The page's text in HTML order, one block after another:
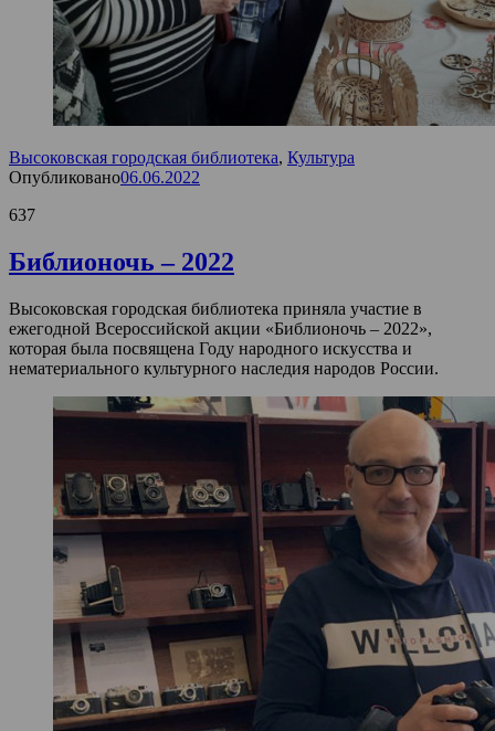
Высоковская городская библиотека, Культура
Опубликовано06.06.2022
637
Библионочь – 2022
Высоковская городская библиотека приняла участие в
ежегодной Всероссийской акции «Библионочь – 2022»,
которая была посвящена Году народного искусства и
нематериального культурного наследия народов России.